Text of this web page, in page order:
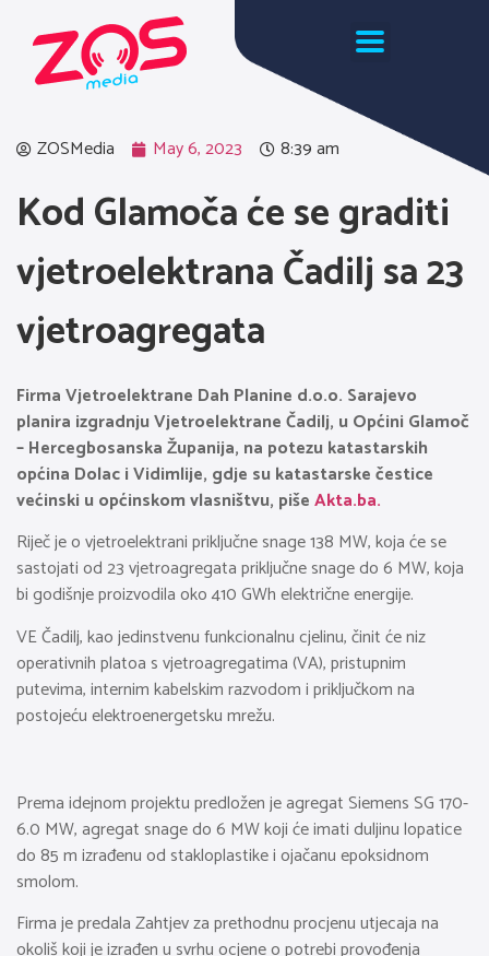
ZOSMedia May 6, 2023 8:39 am
Kod Glamoča će se graditi
vjetroelektrana Čadilj sa 23
vjetroagregata
Firma Vjetroelektrane Dah Planine d.o.o. Sarajevo
planira izgradnju Vjetroelektrane Čadilj, u Općini Glamoč
– Hercegbosanska Županija, na potezu katastarskih
općina Dolac i Vidimlije, gdje su katastarske čestice
većinski u općinskom vlasništvu, pišeAkta.ba.
Riječ je o vjetroelektrani priključne snage 138 MW, koja će se
sastojati od 23 vjetroagregata priključne snage do 6 MW, koja
bi godišnje proizvodila oko 410 GWh električne energije.
VE Čadilj, kao jedinstvenu funkcionalnu cjelinu, činit će niz
operativnih platoa s vjetroagregatima (VA), pristupnim
putevima, internim kabelskim razvodom i priključkom na
postojeću elektroenergetsku mrežu.
Prema idejnom projektu predložen je agregat Siemens SG 170-
6.0 MW, agregat snage do 6 MW koji će imati duljinu lopatice
do 85 m izrađenu od stakloplastike i ojačanu epoksidnom
smolom.
Firma je predala Zahtjev za prethodnu procjenu utjecaja na